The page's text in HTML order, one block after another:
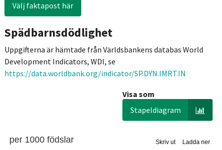
Välj faktapost här
Spädbarnsdödlighet
Uppgifterna är hämtade från Världsbankens databas World
Development Indicators, WDI, se
https://data.worldbank.org/indicator/SP.DYN.IMRT.IN
Visa som
Stapeldiagram
Ladda ner
Skriv ut
per 1000 födslar